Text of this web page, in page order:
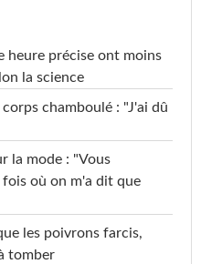
heure précise ont moins
la science
chamboulé : "J'ai dû
la mode : "Vous
fois où on m'a dit que
les poivrons farcis,
tomber